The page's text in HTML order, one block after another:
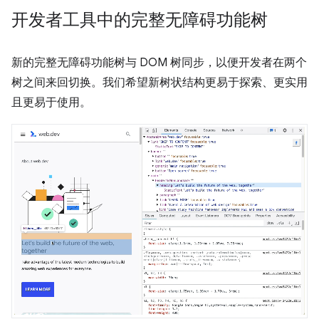
开发者工具中的完整无障碍功能树
新的完整无障碍功能树与 DOM 树同步，以便开发者在两个
树之间来回切换。我们希望新树状结构更易于探索、更实用
且更易于使用。